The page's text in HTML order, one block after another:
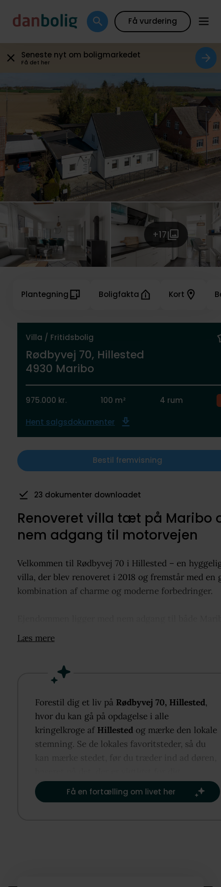
Få vurdering
Seneste nyt om boligmarkedet
Få det her
+17
Villa / Fritidsbolig
Rødbyvej 70, Hillested
4930 Maribo
975.000 kr. 100 m² 4 rum
Hent salgsdokumenter
Bestil fremvisning
Plantegning Boligfakta Kort
23 dokumenter downloadet
Renoveret villa tæt på Maribo
nem adgang til motorvejen
Velkommen til Rødbyvej 70 i Hillested – en
villa, der blev renoveret i 2018 og fremstår med en
kombination af charme og moderne forbedringer.
og motorvejen, hvilket gør hverdagen praktisk for
med en hyggelig atmosfære og gode
anvendelsesmuligheder for både parret, den lille
eller førstegangskøberen. Fra haven er der en skøn
udsigt over de åbne marker, som giver en dejlig
fornemmelse af luft og natur.
Et særligt plus ved ejendommen er den hyggelige
udestue med tilhørende udekøkken, som skaber de
Læs mere
Forestil dig et liv på Rødbyvej 70, Hillested,
hvor du kan gå på opdagelse i alle
kringelkroge af Hillested og mærke den lokale
stemning. Se de lokales favoritsteder, så du
kan mærke stedet, før du træder ind ad døren,
Få en fortælling om livet her
Plantegning Boligfakta Kort Beregn boliglån